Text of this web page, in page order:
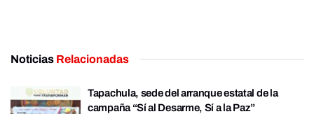
Noticias Relacionadas
Tapachula, sede del arranque estatal de la
campaña “Sí al Desarme, Sí a la Paz”